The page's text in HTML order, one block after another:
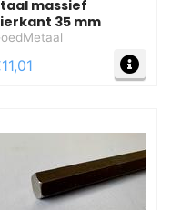
massief
35 mm